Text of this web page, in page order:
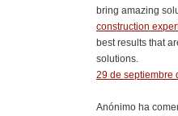
bring amazing
construction
best results that
solutions.
29 de septiembre
Anónimo ha